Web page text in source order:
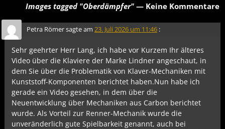
Images tagged "Oberdämpfer"— Keine Kommentare
Petra Römersagte am 23. Juli 2026 um 11:46 :
Sehr geehrter Herr Lang, ich habe vor Kurzem Ihr älteres
Video über die Klaviere der Marke Lindner angeschaut, in
dem Sie über die Problematik von Klaver-Mechaniken mit
Kunststoff-Komponenten berichtet haben.Nun habe ich
gerade ein Video gesehen, in dem über die
Neuentwicklung über Mechaniken aus Carbon berichtet
wurde. Als Vorteil zur Renner-Mechanik wurde die
unveränderlich gute Spielbarkeit genannt, auch bei